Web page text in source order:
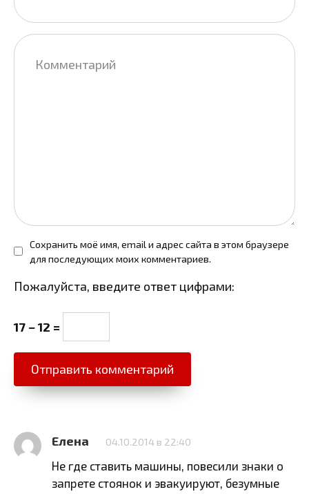
Комментарий
Сохранить моё имя, email и адрес сайта в этом браузере
для последующих моих комментариев.
Пожалуйста, введите ответ цифрами:
17 − 12 =
Елена 04.10.2014 в 22:40
Не где ставить машины, повесили знаки о
запрете стоянок и эвакуируют, безумные